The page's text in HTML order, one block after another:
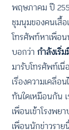
พฤษภาคม ปี
ชุมนุมของคนเสื้อ
โทรศัพท์หาเพื่อน
บอกว่า กำลังเริ่
มารับโทรศัพท์เนื่
เรื่องความเคลื่อ
ทันใดเหมือนกัน
เพื่อนเข้าโรงพย
เพื่อนนักข่าวราย